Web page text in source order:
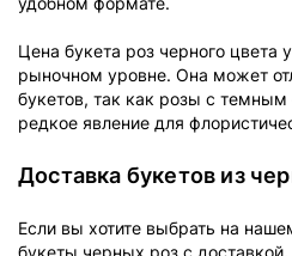
Цена букета роз черного цвета
рыночном уровне. Она может
букетов, так как розы с темным
редкое явление для
Доставка букетов из
Если вы хотите выбрать на
букеты черных роз с